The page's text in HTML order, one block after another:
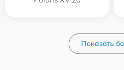
Показать